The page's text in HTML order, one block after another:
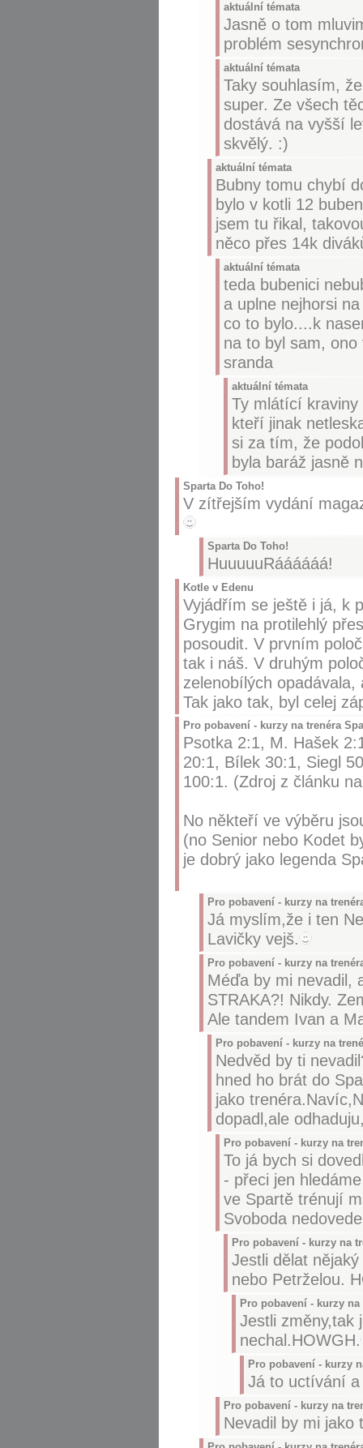
aktuální témata
Jasně o tom
problém
aktuální témata
Taky souhlasím,
super. Ze všech
dostává na vyšší
skvělý. :)
aktuální témata
Bubny tomu chybí
bylo v kotli 12
jsem tu řikal,
něco přes 14k
aktuální témata
teda bubenici
a uplne nejhorsi
co to bylo....k
na to byl sam,
sranda
aktuální témata
Ty mlátící kraviny
kteří jinak
si za tím, že
byla baráž jasně
Sparta Do Toho!
V zítřejším vydání
Sparta Do Toho!
HuuuuuRáááááá!
Kotle v Edenu
Vyjádřím se ještě i já, k
Grygim na protilehlý
posoudit. V prvním
tak i náš. V druhým
zelenobílých
Tak jako tak, byl celej
Pro pobavení - kurzy na trenéra
Psotka 2:1, M. Hašek
20:1, Bílek 30:1, Siegl
100:1. (Zdroj z článku
No někteří ve výběru
(no Senior nebo Kodet
je dobrý jako legenda
Pro pobavení - kurzy na
Já myslím,že i ten
Lavičky vejš.
Pro pobavení - kurzy na
Méďa by mi nevadil,
STRAKA?! Nikdy.
Ale tandem Ivan a
Pro pobavení - kurzy na
Nedvěd by ti
hned ho brát do
jako
dopadl,ale
Pro pobavení - kurzy na
To já bych si
- přeci jen
ve Spartě trénují
Svoboda
Pro pobavení - kurzy na
Jestli dělat
nebo Petrželou.
Pro pobavení - kurzy na
Jestli změny,tak
nechal.HOWGH.
Pro pobavení - kurzy
Já to uctívání
Pro pobavení - kurzy na
Nevadil by mi jako